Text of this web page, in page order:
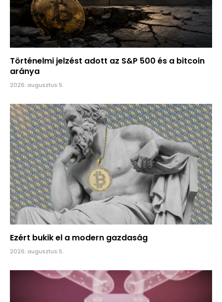
Történelmi jelzést adott az S&P 500 és a bitcoin
aránya
2026. augusztus 5.
Ezért bukik el a modern gazdaság
2026. augusztus 5.